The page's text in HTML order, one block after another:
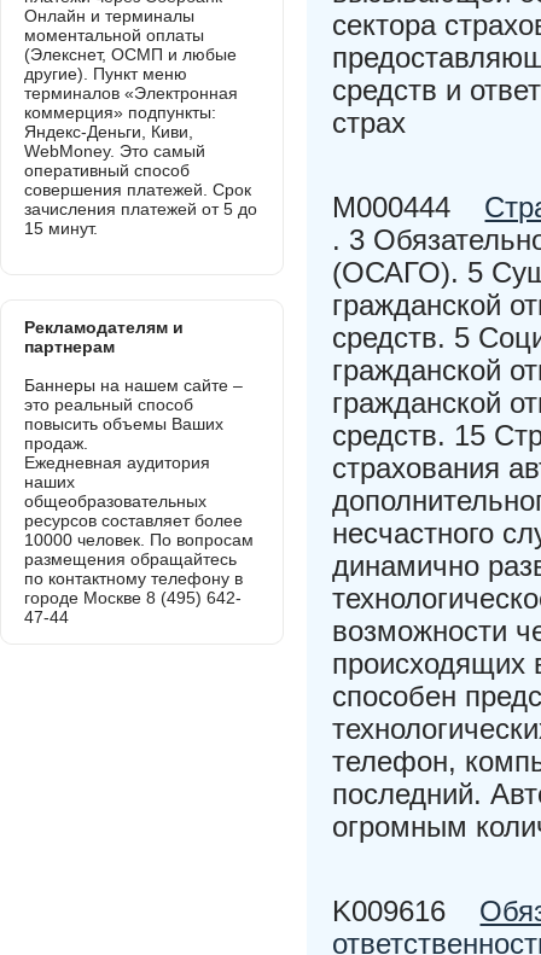
сектора
средств и
страх
M000444
. 3
(ОСАГО). 5
гражданской
средств. 5
гражданской
гражданской
средств. 15
страхования
несчастного
динамично
возможности
происходящих
способен
телефон,
последний.
огромным
K009616
Онлайн и терминалы
моментальной оплаты
(Элекснет, ОСМП и любые
другие). Пункт меню
терминалов «Электронная
коммерция» подпункты:
Яндекс-Деньги, Киви,
WebMoney. Это самый
оперативный способ
совершения платежей. Срок
зачисления платежей от 5 до
15 минут.
Рекламодателям и
партнерам
Баннеры на нашем сайте –
это реальный способ
повысить объемы Ваших
продаж.
Ежедневная аудитория
наших
общеобразовательных
ресурсов составляет более
10000 человек. По вопросам
размещения обращайтесь
по контактному телефону в
городе Москве 8 (495) 642-
47-44